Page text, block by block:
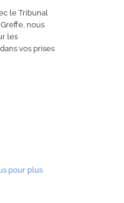
le Tribunal
nous
les
vos prises
pour plus